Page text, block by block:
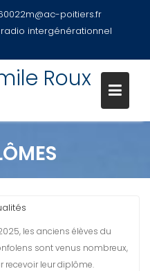
poitiers.fr
radio intergénérationnel
Roux
les anciens élèves du
sont venus nombreux,
recevoir leur diplôme.